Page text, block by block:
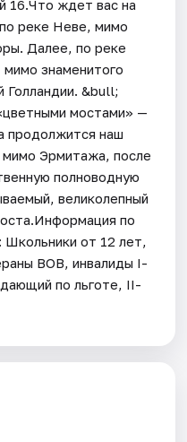
16.Что ждет вас на
реке Неве, мимо
Далее, по реке
знаменитого
Голландии. &bull;
мостами» —
продолжится наш
Эрмитажа, после
полноводную
великолепный
по
Школьники от 12 лет,
ВОВ, инвалиды I-
по льготе, II-